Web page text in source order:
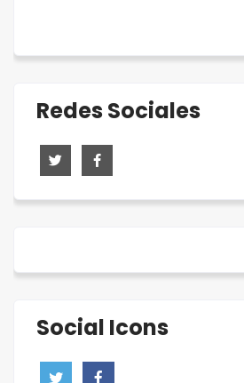
Redes Sociales
Social Icons